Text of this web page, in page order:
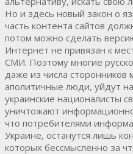
Но и здесь новый закон о
часть контента сайтов
потом можно сделать
Интернет не привязан к
СМИ. Поэтому многие
даже из числа сторонников
аполитичные люди, уйдут
украинские националисты
уничтожают
что потребителями
Украине, останутся лишь
которых бессмысленно за